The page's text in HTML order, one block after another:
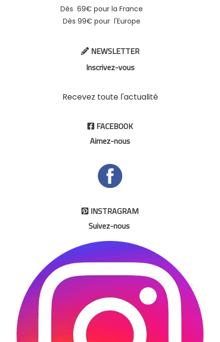
Dès 69€ pour la France
Dès 99€ pour l'Europe
NEWSLETTER
Inscrivez-vous
Recevez toute l'actualité
FACEBOOK
Aimez-nous
 INSTRAGRAM
Suivez-nous